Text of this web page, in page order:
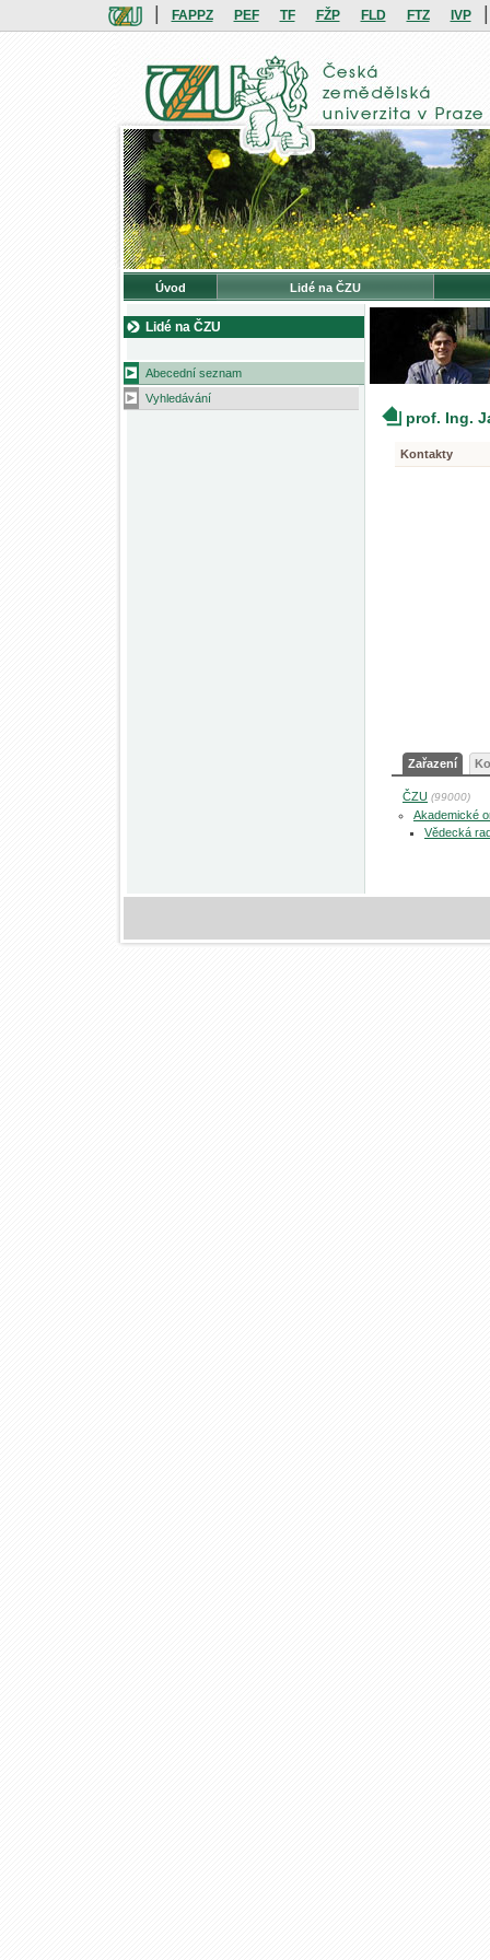
FAPPZ PEF TF FŽP FLD FTZ IVP
Úvod Lidé na ČZU
Lidé na ČZU
Abecední seznam
Vyhledávání
prof. Ing.
Kontakty
Zařazení
ČZU (99000)
Akademické
Vědecká